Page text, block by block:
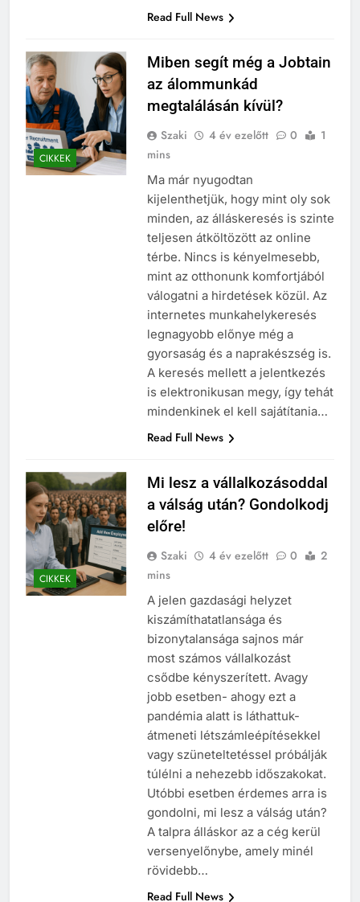
Read Full News
CIKKEK
Miben segít még a Jobtain
az álommunkád
megtalálásán kívül?
Szaki 4 év ezelőtt 0
1
mins
Ma már nyugodtan
kijelenthetjük, hogy mint oly sok
minden, az álláskeresés is szinte
teljesen átköltözött az online
térbe. Nincs is kényelmesebb,
mint az otthonunk komfortjából
válogatni a hirdetések közül. Az
internetes munkahelykeresés
legnagyobb előnye még a
gyorsaság és a naprakészség is.
A keresés mellett a jelentkezés
is elektronikusan megy, így tehát
mindenkinek el kell sajátítania…
Read Full News
CIKKEK
Mi lesz a vállalkozásoddal
a válság után? Gondolkodj
előre!
Szaki 4 év ezelőtt 0
2
mins
A jelen gazdasági helyzet
kiszámíthatatlansága és
bizonytalansága sajnos már
most számos vállalkozást
csődbe kényszerített. Avagy
jobb esetben- ahogy ezt a
pandémia alatt is láthattuk-
átmeneti létszámleépítésekkel
vagy szüneteltetéssel próbálják
túlélni a nehezebb időszakokat.
Utóbbi esetben érdemes arra is
gondolni, mi lesz a válság után?
A talpra álláskor az a cég kerül
versenyelőnybe, amely minél
rövidebb…
Read Full News